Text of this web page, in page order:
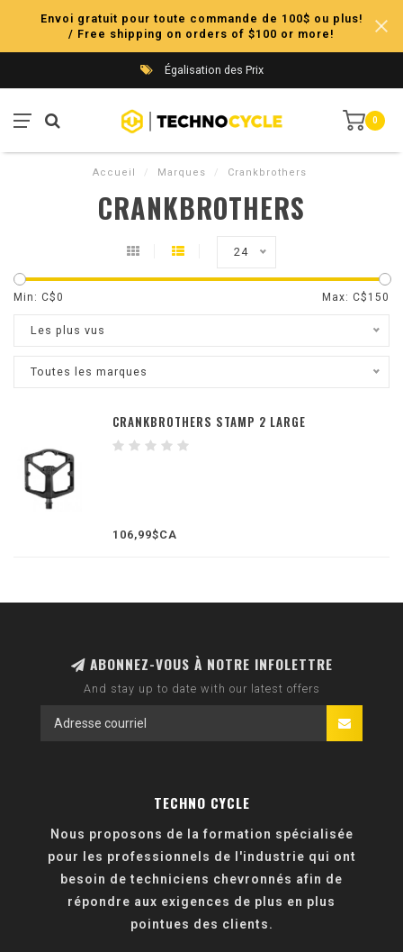
Envoi gratuit pour toute commande de 100$ ou plus!
/ Free shipping on orders of $100 or more!
Égalisation des Prix
0
Accueil / Marques / Crankbrothers
CRANKBROTHERS
24
Min: C$0 Max: C$ 150
Les plus vus
Toutes les marques
CRANKBROTHERS STAMP 2 LARGE
106,99$CA
ABONNEZ-VOUS À NOTRE INFOLETTRE
And stay up to date with our latest offers
TECHNO CYCLE
Nous proposons de la formation spécialisée
pour les professionnels de l'industrie qui ont
besoin de techniciens chevronnés afin de
répondre aux exigences de plus en plus
pointues des clients.